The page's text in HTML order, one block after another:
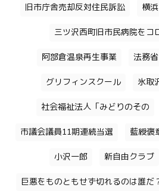
旧市庁舎売却反対住民訴訟 横
三ツ沢西町旧市民病院をコ
阿部倉温泉再生事業 法務
グリフィンスクール 氷取
社会福祉法人「みどりのその
市議会議員11期連続当選 藍綬褒
小沢一郎 新自由クラブ
巨悪をものともせず切れるのは誰だ